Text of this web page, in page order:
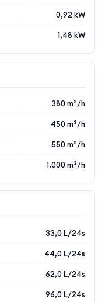
0,92 kW
1,48 kW
380 m³/h
450 m³/h
550 m³/h
1.000 m³/h
33,0 L/24s
44,0 L/24s
62,0 L/24s
96,0 L/24s